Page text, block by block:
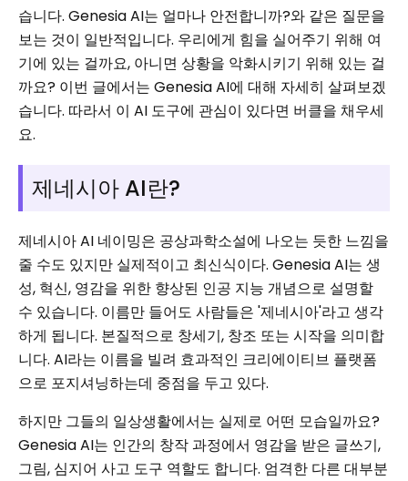
습니다. Genesia AI는 얼마나 안전합니까?와 같은 질문을
보는 것이 일반적입니다. 우리에게 힘을 실어주기 위해 여
기에 있는 걸까요, 아니면 상황을 악화시키기 위해 있는 걸
까요? 이번 글에서는 Genesia AI에 대해 자세히 살펴보겠
습니다. 따라서 이 AI 도구에 관심이 있다면 버클을 채우세
요.
제네시아 AI란?
제네시아 AI 네이밍은 공상과학소설에 나오는 듯한 느낌을
줄 수도 있지만 실제적이고 최신식이다. Genesia AI는 생
성, 혁신, 영감을 위한 향상된 인공 지능 개념으로 설명할
수 있습니다. 이름만 들어도 사람들은 '제네시아'라고 생각
하게 됩니다. 본질적으로 창세기, 창조 또는 시작을 의미합
니다. AI라는 이름을 빌려 효과적인 크리에이티브 플랫폼
으로 포지셔닝하는데 중점을 두고 있다.
하지만 그들의 일상생활에서는 실제로 어떤 모습일까요?
Genesia AI는 인간의 창작 과정에서 영감을 받은 글쓰기,
그림, 심지어 사고 도구 역할도 합니다. 엄격한 다른 대부분